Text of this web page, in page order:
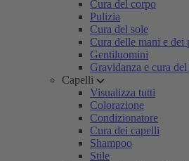
Cura del corpo
Pulizia
Cura del sole
Cura delle mani e dei
Gentiluomini
Gravidanza e cura
Capelli
Visualizza tutti
Colorazione
Condizionatore
Cura dei capelli
Shampoo
Stile